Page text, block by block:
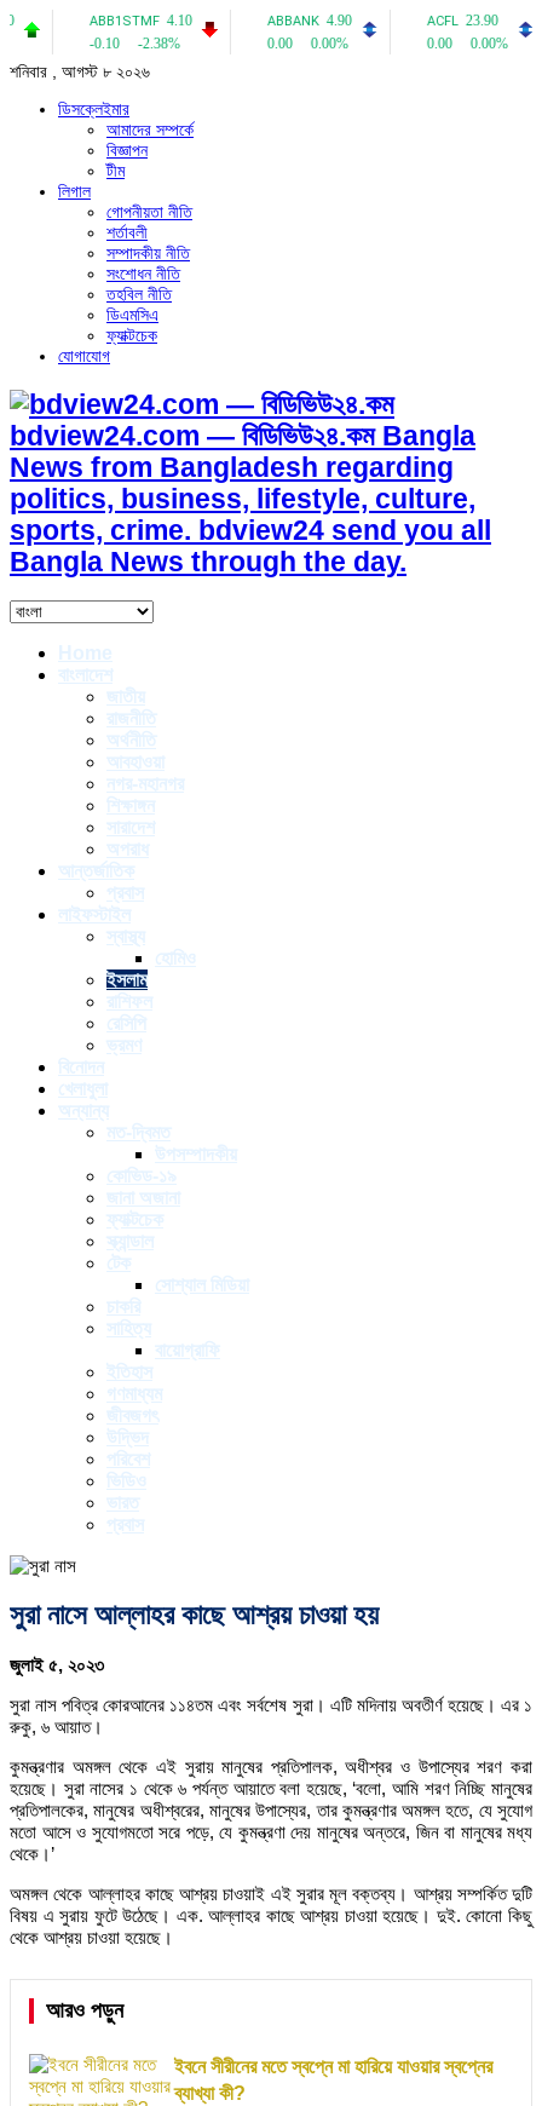
শনিবার , আগস্ট ৮ ২০২৬
ডিসক্লেইমার
আমাদের সম্পর্কে
বিজ্ঞাপন
টীম
লিগাল
গোপনীয়তা নীতি
শর্তাবলী
সম্পাদকীয় নীতি
সংশোধন নীতি
তহবিল নীতি
ডিএমসিএ
ফ্যাক্টচেক
যোগাযোগ
bdview24.com — বিডিভিউ২৪.কম Bangla
News from Bangladesh regarding
politics, business, lifestyle, culture,
sports, crime. bdview24 send you all
Bangla News through the day.
Home
বাংলাদেশ
জাতীয়
রাজনীতি
অর্থনীতি
আবহাওয়া
নগর-মহানগর
শিক্ষাঙ্গন
সারাদেশ
অপরাধ
আন্তর্জাতিক
প্রবাস
লাইফস্টাইল
স্বাস্থ্য
হোমিও
ইসলাম
রাশিফল
রেসিপি
ভ্রমণ
বিনোদন
খেলাধুলা
অন্যান্য
মত-দ্বিমত
উপসম্পাদকীয়
কোভিড-১৯
জানা অজানা
ফ্যাক্টচেক
স্ক্যান্ডাল
টেক
সোশ্যাল মিডিয়া
চাকরি
সাহিত্য
বায়োগ্রাফি
ইতিহাস
গণমাধ্যম
জীবজগৎ
উদ্ভিদ
পরিবেশ
ভিডিও
ভারত
প্রবাস
সুরা নাসে আল্লাহর কাছে আশ্রয় চাওয়া হয়
জুলাই ৫, ২০২৩
সুরা নাস পবিত্র কোরআনের ১১৪তম এবং সর্বশেষ সুরা। এটি মদিনায় অবতীর্ণ হয়েছে। এর ১
রুকু, ৬ আয়াত।
কুমন্ত্রণার অমঙ্গল থেকে এই সুরায় মানুষের প্রতিপালক, অধীশ্বর ও উপাস্যের শরণ করা
হয়েছে। সুরা নাসের ১ থেকে ৬ পর্যন্ত আয়াতে বলা হয়েছে, ‘বলো, আমি শরণ নিচ্ছি মানুষের
প্রতিপালকের, মানুষের অধীশ্বরের, মানুষের উপাস্যের, তার কুমন্ত্রণার অমঙ্গল হতে, যে সুযোগ
মতো আসে ও সুযোগমতো সরে পড়ে, যে কুমন্ত্রণা দেয় মানুষের অন্তরে, জিন বা মানুষের মধ্য
থেকে।’
অমঙ্গল থেকে আল্লাহর কাছে আশ্রয় চাওয়াই এই সুরার মূল বক্তব্য। আশ্রয় সম্পর্কিত দুটি
বিষয় এ সুরায় ফুটে উঠেছে। এক. আল্লাহর কাছে আশ্রয় চাওয়া হয়েছে। দুই. কোনো কিছু
থেকে আশ্রয় চাওয়া হয়েছে।
আরও পড়ুন
ইবনে সীরীনের মতে স্বপ্নে মা হারিয়ে যাওয়ার স্বপ্নের
ব্যাখ্যা কী?